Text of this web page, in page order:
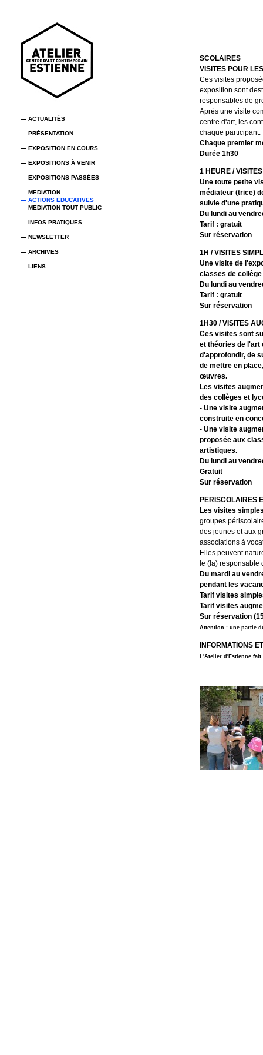
— ACTUALITÉS
— PRÉSENTATION
— EXPOSITION EN COURS
— EXPOSITIONS À VENIR
— EXPOSITIONS PASSÉES
— MEDIATION
— ACTIONS EDUCATIVES
— MEDIATION TOUT PUBLIC
— INFOS PRATIQUES
— NEWSLETTER
— ARCHIVES
— LIENS
SCOLAIRES
VISITES POUR
Ces visites
exposition sont
responsables de
Après une visite
centre d'art, les
chaque participant.
Chaque premier
Durée 1h30
1 HEURE /
Une toute petite
médiateur (trice)
suivie d'une
Du lundi au
Tarif : gratuit
Sur réservation
1H / VISITES
Une visite de
classes de
Du lundi au
Tarif : gratuit
Sur réservation
1H30 / VISITES
Ces visites sont
et théories de l'art
d'approfondir, de
de mettre en
œuvres.
Les visites
des collèges et
- Une visite
construite en
- Une visite
proposée aux
artistiques.
Du lundi au
Gratuit
Sur réservation
PERISCOLAIRES
Les visites
groupes
des jeunes et aux
associations à
Elles peuvent
le (la) responsable
Du mardi au
pendant les
Tarif visites
Tarif visites
Sur réservation
Attention : une partie
INFORMATIONS
L'Atelier d'Estienne